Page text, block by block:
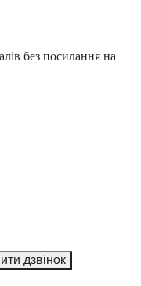
без посилання на
дзвінок